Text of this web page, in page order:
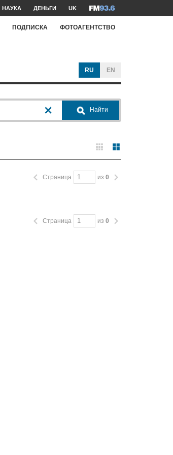
НАУКА ДЕНЬГИ UK
ПОДПИСКА ФОТОАГЕНТСТВО
RU EN
Найти
Страница из 0
Страница из 0